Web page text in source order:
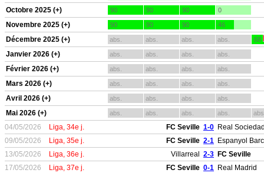
Octobre 2025 (+) 90 90 90 0
Novembre 2025 (+) 90 90 90 46
Décembre 2025 (+) abs. abs. abs. abs. 68
Janvier 2026 (+) abs. abs. abs. abs.
Février 2026 (+) abs. abs. abs. abs.
Mars 2026 (+) abs. abs. abs. abs.
Avril 2026 (+) abs. abs. abs. abs.
Mai 2026 (+) abs. abs. abs. abs.
04/05/2026 Liga, 34e j. FC Seville 1-0 Real
09/05/2026
Liga, 35e j. FC Seville 2-1 Espanyol
13/05/2026
Liga, 36e j. Villarreal 2-3 FC Seville
17/05/2026
Liga, 37e j. FC Seville 0-1 Real Madrid